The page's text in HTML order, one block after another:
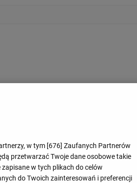
Nadchodzące mecze
Talleres - : -
w tym [676] Zaufanych Partnerów
przetwarzać Twoje dane osobowe takie
w tych plikach do celów
do Twoich zainteresowań i preferencji